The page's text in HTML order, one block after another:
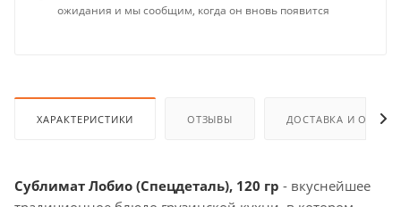
ожидания и мы сообщим, когда он вновь появится
ХАРАКТЕРИСТИКИ ОТЗЫВЫ ДОСТАВКА И
Сублимат Лобио (Спецдеталь), 120 гр - вкуснейшее